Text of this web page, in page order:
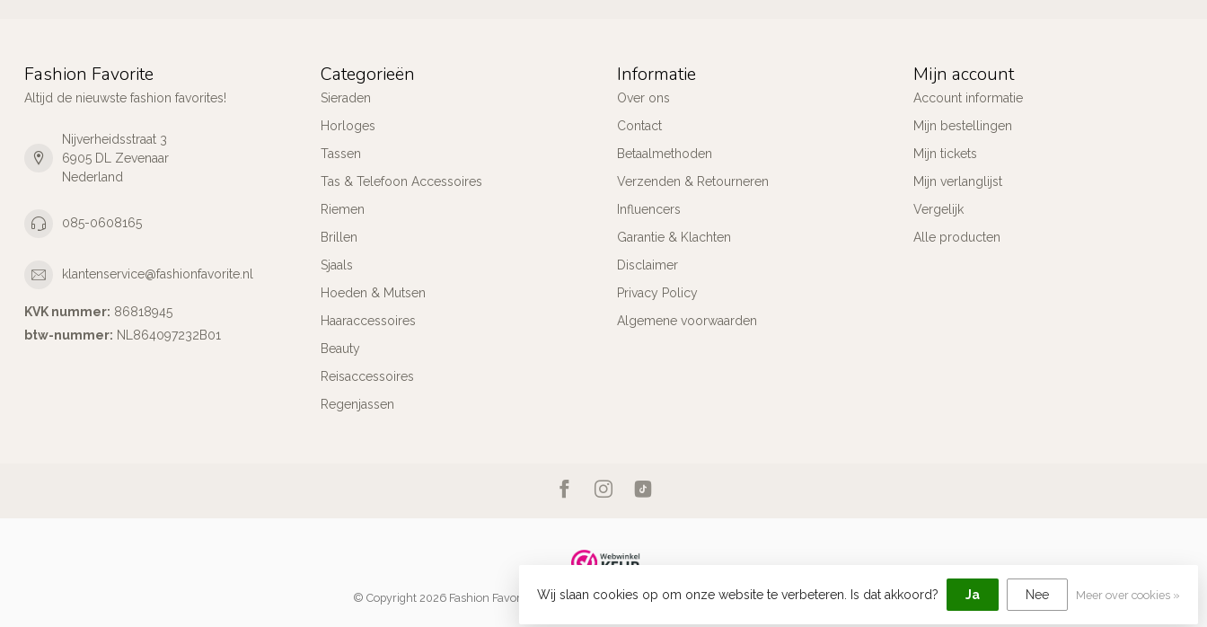
Fashion Favorite
Altijd de nieuwste fashion favorites!
Nijverheidsstraat 3
6905 DL Zevenaar
Nederland
085-0608165
klantenservice@fashionfavorite.nl
KVK nummer: 86818945
btw-nummer: NL864097232B01
Categorieën
Sieraden
Horloges
Tassen
Tas & Telefoon Accessoires
Riemen
Brillen
Sjaals
Hoeden & Mutsen
Haaraccessoires
Beauty
Reisaccessoires
Regenjassen
Informatie
Over ons
Contact
Betaalmethoden
Verzenden & Retourneren
Influencers
Garantie & Klachten
Disclaimer
Privacy Policy
Algemene voorwaarden
Mijn account
Account informatie
Mijn bestellingen
Mijn tickets
Mijn verlanglijst
Vergelijk
Alle producten
© Copyright 2026 Fashion Favorite - Powered byLightspeed -Lightspeed design byDyvelopment
Wij slaan cookies op om onze website te verbeteren. Is dat akkoord? Ja Nee Meer over cookies »